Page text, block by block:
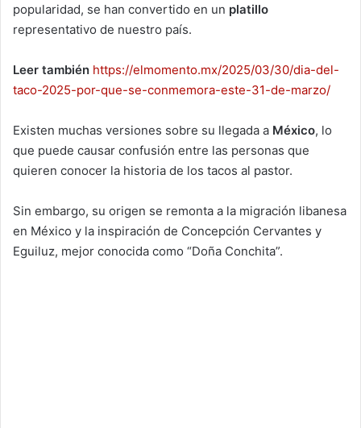
popularidad, se han convertido en un platillo
representativo de nuestro país.
Leer también https://elmomento.mx/2025/03/30/dia-del-
taco-2025-por-que-se-conmemora-este-31-de-marzo/
Existen muchas versiones sobre su llegada a México, lo
que puede causar confusión entre las personas que
quieren conocer la historia de los tacos al pastor.
Sin embargo, su origen se remonta a la migración libanesa
en México y la inspiración de Concepción Cervantes y
Eguiluz, mejor conocida como “Doña Conchita”.